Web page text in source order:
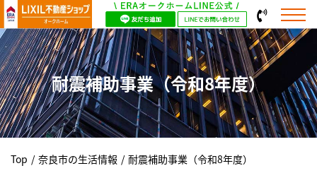
耐震補助事業（令和8年度）
Top / 奈良市の生活情報 / 耐震補助事業（令和8年度）